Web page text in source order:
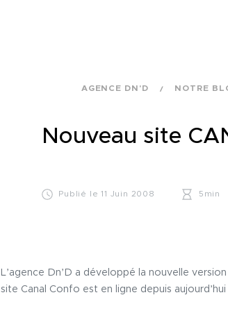
AGENCE DN'D NOTRE
Nouveau site
Publié le 11 Juin 2008 5min
L’agence Dn’D a développé la nouvelle
site Canal Confo est en ligne depuis aujourd’hui